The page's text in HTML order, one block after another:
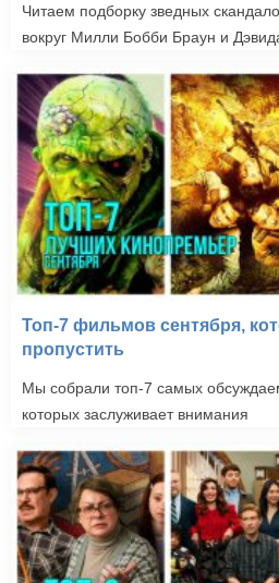
Читаем подборку зведных
вокруг Милли Бобби Браун и
Топ-7 фильмов сентября,
пропустить
Мы собрали топ-7 самых
которых заслуживает внимания